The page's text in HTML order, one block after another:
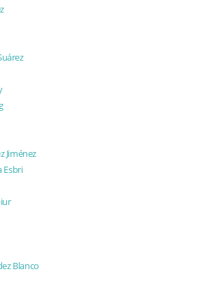
Jiménez
Esbri
Blanco